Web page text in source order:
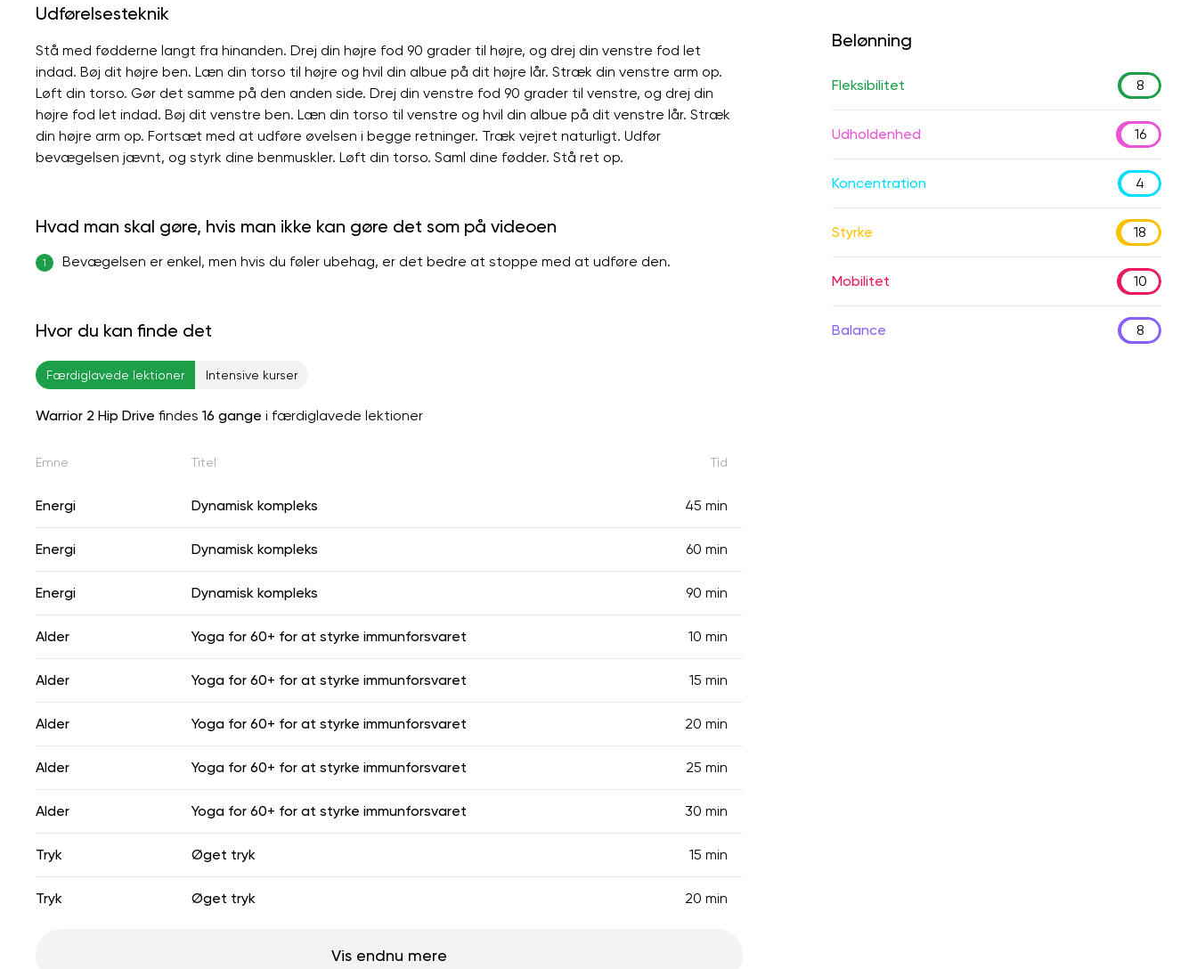
Udførelsesteknik
Stå med fødderne langt fra hinanden. Drej din højre fod 90 grader til højre, og drej din venstre fod let
indad. Bøj dit højre ben. Læn din torso til højre og hvil din albue på dit højre lår. Stræk din venstre arm op.
Løft din torso. Gør det samme på den anden side. Drej din venstre fod 90 grader til venstre, og drej din
højre fod let indad. Bøj dit venstre ben. Læn din torso til venstre og hvil din albue på dit venstre lår. Stræk
din højre arm op. Fortsæt med at udføre øvelsen i begge retninger. Træk vejret naturligt. Udfør
bevægelsen jævnt, og styrk dine benmuskler. Løft din torso. Saml dine fødder. Stå ret op.
Hvad man skal gøre, hvis man ikke kan gøre det som på videoen
1 Bevægelsen er enkel, men hvis du føler ubehag, er det bedre at stoppe med at udføre den.
Hvor du kan finde det
Færdiglavede lektioner Intensive kurser
Warrior 2 Hip Drive findes 16 gange i færdiglavede lektioner
Emne Titel Tid
Energi Dynamisk kompleks 45 min
Energi Dynamisk kompleks 60 min
Energi Dynamisk kompleks 90 min
Alder Yoga for 60+ for at styrke immunforsvaret 10 min
Alder Yoga for 60+ for at styrke immunforsvaret 15 min
Alder Yoga for 60+ for at styrke immunforsvaret 20 min
Alder Yoga for 60+ for at styrke immunforsvaret 25 min
Alder Yoga for 60+ for at styrke immunforsvaret 30 min
Tryk Øget tryk 15 min
Tryk Øget tryk 20 min
Vis endnu mere
Belønning
Fleksibilitet 8
Udholdenhed 16
Koncentration 4
Styrke 18
Mobilitet 10
Balance 8